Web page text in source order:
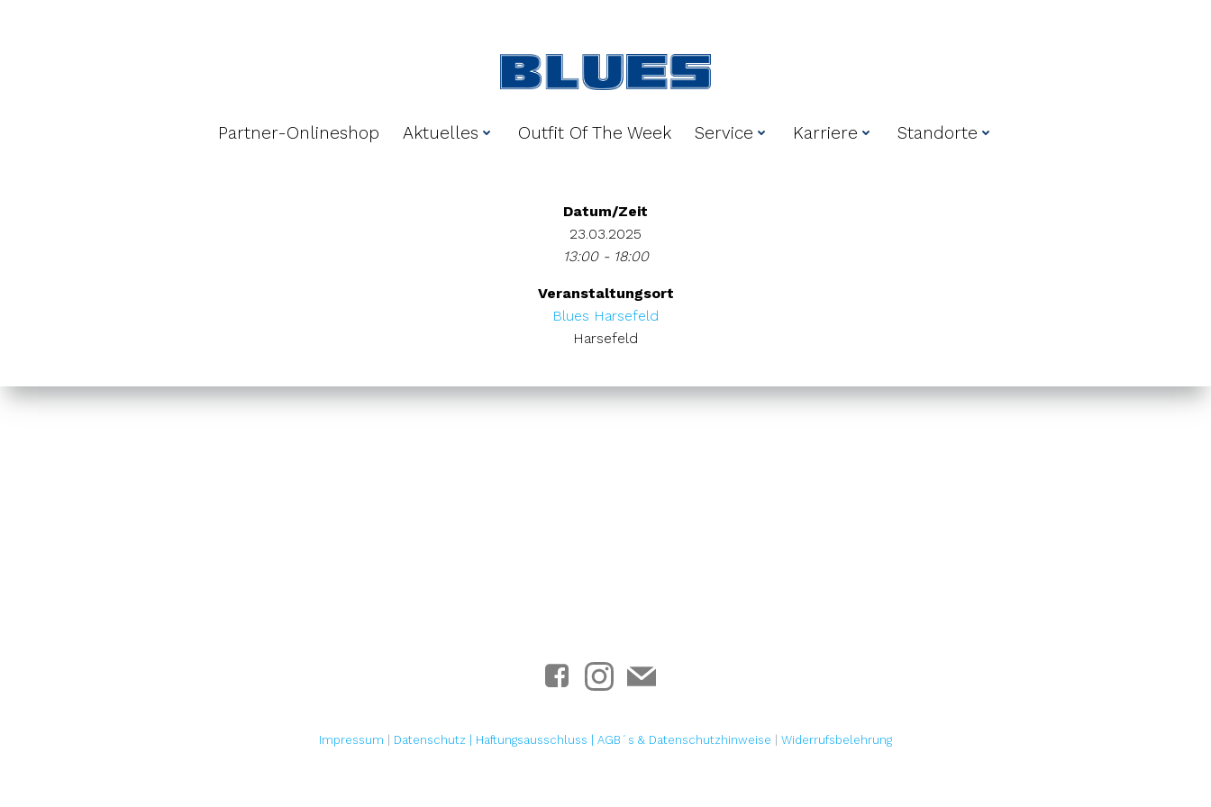
Partner-Onlineshop Aktuelles Outfit Of The Week Service Karriere Standorte
Datum/Zeit
23.03.2025
13:00 - 18:00
Veranstaltungsort
Blues Harsefeld
Harsefeld
Impressum Datenschutz | Haftungsausschluss AGB´s & Datenschutzhinweise Widerrufsbelehrung